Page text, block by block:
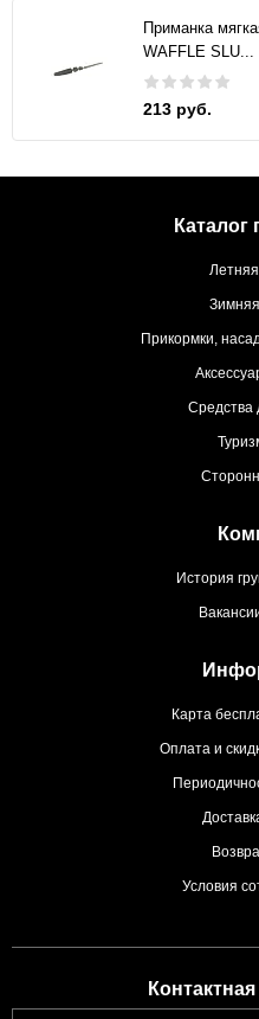
Приманка
WAFFLE SLU...
213 руб.
Каталог
Прикормки,
Средства
История
Карта
Оплата и
Условия